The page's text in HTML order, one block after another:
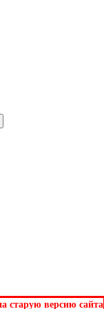
старую версию сайта